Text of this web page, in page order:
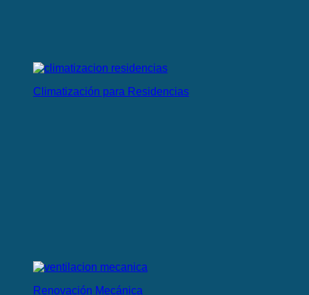
Climatización para Residencias
Renovación Mecánica